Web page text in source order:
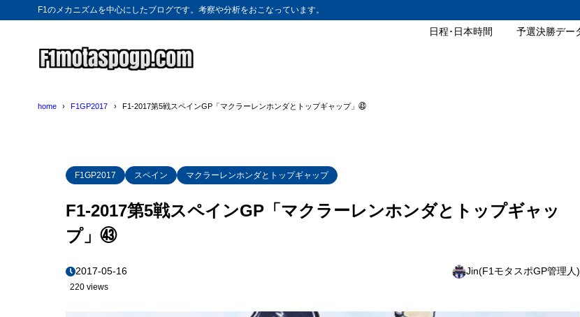
F1のメカニズムを中心にしたブログです。考察や分析をおこなっています。
日程･日本時間 予選決勝デー
home F1GP2017 F1-2017第5戦スペインGP「マクラーレンホンダとトップギャップ」㊸
F1GP2017 スペイン マクラーレンホンダとトップギャップ
F1-2017第5戦スペインGP「マクラーレンホンダとトップギャッ
プ」㊸
2017-05-16 Jin(F1モタスポGP管理人)
220 views